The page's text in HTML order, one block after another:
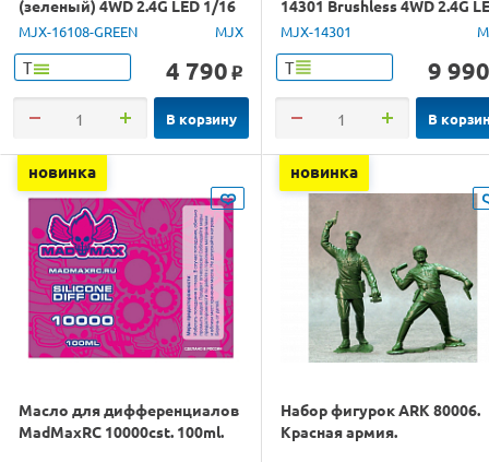
(зеленый) 4WD 2.4G LED 1/16
RTR
MJX-16108-GREEN MJX
Т 4 790 o
В корзину
14301 Brushless 4WD 2.4G
1/14 RTR
MJX-14301
Т 9 990
В
новинка
Масло для дифференциалов
MadMaxRC 10000cst. 100ml.
новинка
Набор фигурок ARK 80006.
Красная армия.